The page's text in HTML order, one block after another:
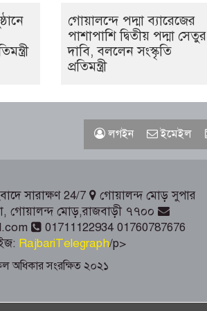
গোয়ালন্দে পদ্মা ব্যারেজের
পাশাপাশি দ্বিতীয় পদ্মা সেতুর
দাবি, বললেন সংস্কৃতি
প্রতিমন্ত্রী
লগইন ইমেইল
সারাক্ষণ 24/7
গোয়ালন্দ মোড় সুপার
গোয়ালন্দ মোড়,রাজবাড়ী ৭৭০০
01711122934 01760787676
RajbariTelegraph/p>
অধিকার সংরক্ষিত ২০২১